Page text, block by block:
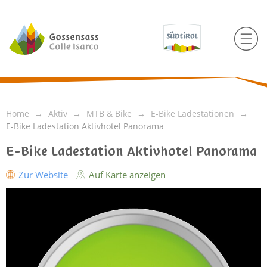
Home Aktiv MTB & Bike
E-Bike Ladestationen
E-Bike Ladestation Aktivhotel Panorama
E-Bike Ladestation Aktivhotel Panorama
Zur Website Auf Karte anzeigen